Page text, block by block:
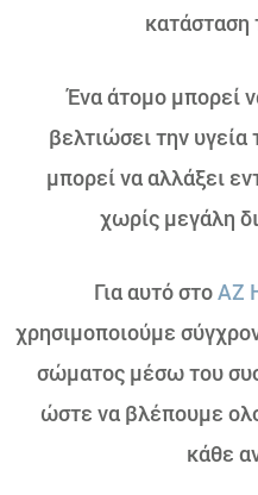
Ένα άτομο μπορεί
βελτιώσει την
μπορεί να αλλάξει
χωρίς μεγάλη
Για αυτό στοAZ
χρησιμοποιούμε
σώματος μέσω του
ώστε να βλέπουμε
κάθε